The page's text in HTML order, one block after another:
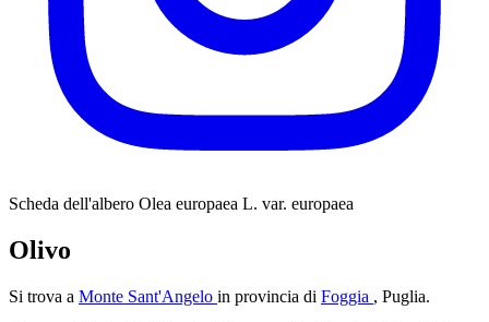
Scheda dell'albero Olea europaea L. var. europaea
Olivo
Si trova a Monte Sant'Angelo in provincia di Foggia , Puglia.